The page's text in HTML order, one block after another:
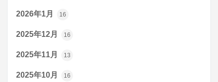
2026年1月 16
2025年12月 16
2025年11月 13
2025年10月 16